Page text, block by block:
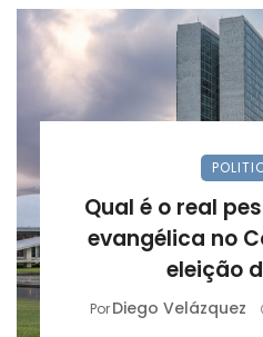
Qual é o real
evangélica no
eleição
PorDiego Velázquez